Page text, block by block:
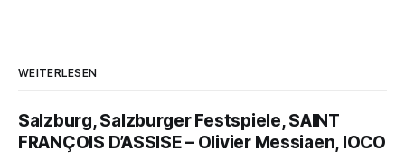
WEITERLESEN
Salzburg, Salzburger Festspiele, SAINT
FRANÇOIS D’ASSISE – Olivier Messiaen, IOCO